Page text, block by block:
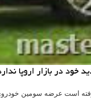
در بازار اروپا